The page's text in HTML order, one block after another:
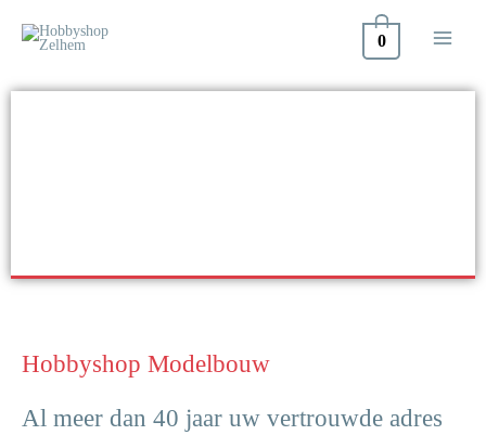
naar
0
Hobbyshop Modelbouw
Al meer dan 40 jaar uw vertrouwde adres